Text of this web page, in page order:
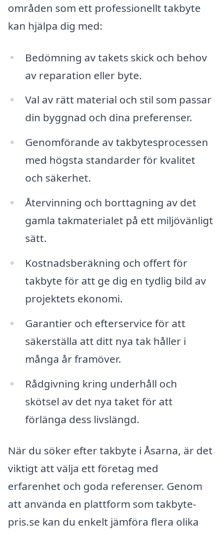
områden som ett professionellt takbyte
kan hjälpa dig med:
Bedömning av takets skick och behov
av reparation eller byte.
Val av rätt material och stil som passar
din byggnad och dina preferenser.
Genomförande av takbytesprocessen
med högsta standarder för kvalitet
och säkerhet.
Återvinning och borttagning av det
gamla takmaterialet på ett miljövänligt
sätt.
Kostnadsberäkning och offert för
takbyte för att ge dig en tydlig bild av
projektets ekonomi.
Garantier och efterservice för att
säkerställa att ditt nya tak håller i
många år framöver.
Rådgivning kring underhåll och
skötsel av det nya taket för att
förlänga dess livslängd.
När du söker efter takbyte i Åsarna, är det
viktigt att välja ett företag med
erfarenhet och goda referenser. Genom
att använda en plattform som takbyte-
pris.se kan du enkelt jämföra flera olika